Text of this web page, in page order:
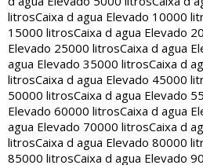
litrosCaixa d agua Elevado 10000
15000 litrosCaixa d agua Elevado
Elevado 25000 litrosCaixa d agua
agua Elevado 35000 litrosCaixa d
litrosCaixa d agua Elevado 45000
50000 litrosCaixa d agua Elevado
Elevado 60000 litrosCaixa d agua
agua Elevado 70000 litrosCaixa d
litrosCaixa d agua Elevado 80000
85000 litrosCaixa d agua Elevado